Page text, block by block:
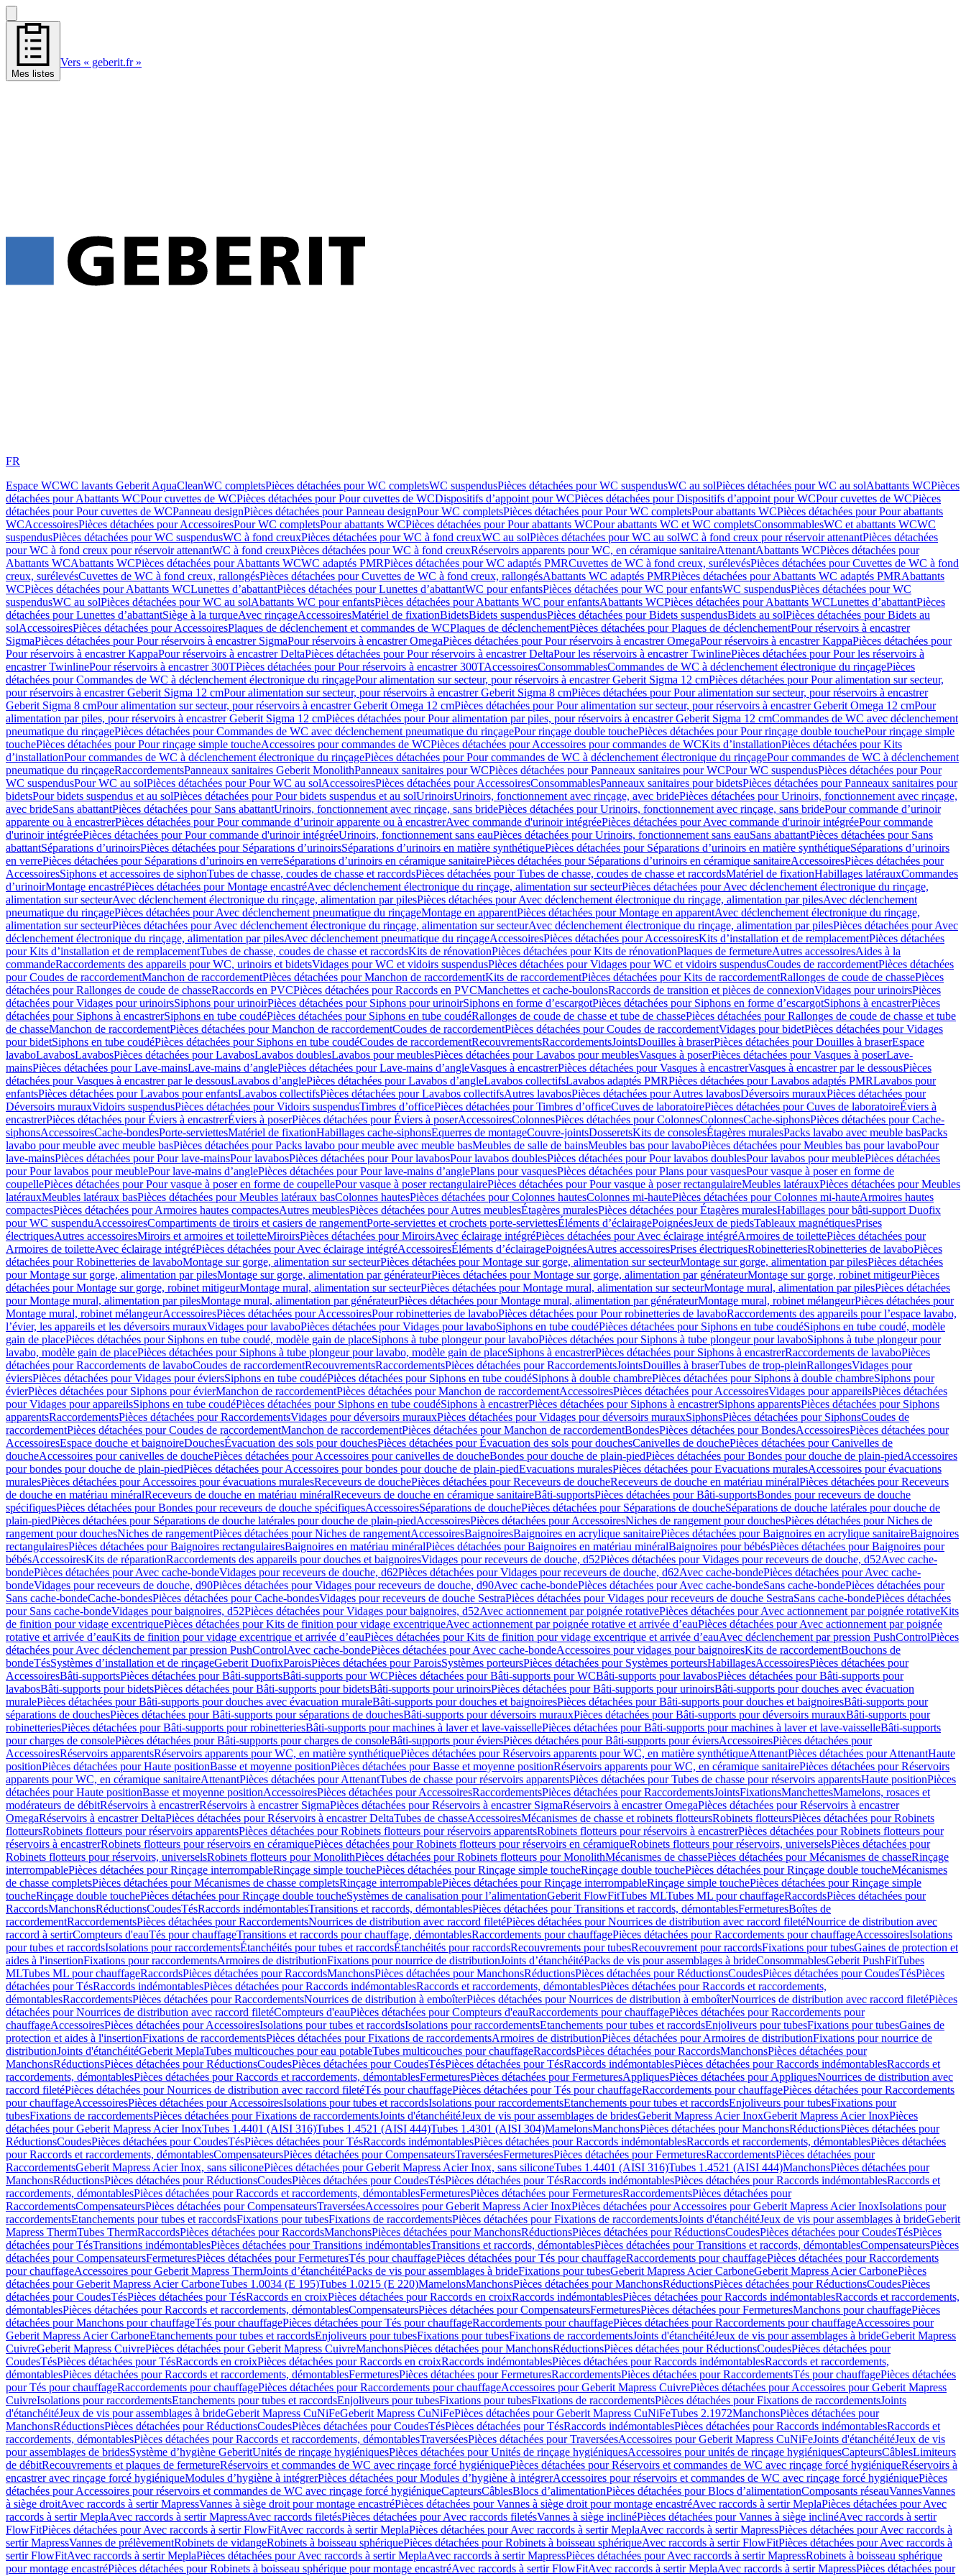
Mes listes
Vers « geberit.fr »
FR
Espace WCWC lavants Geberit AquaCleanWC completsPièces détachées pour WC completsWC suspendusPièces détachées pour WC suspendusWC au solPièces détachées pour WC au solAbattants WCPièces
détachées pour Abattants WCPour cuvettes de WCPièces détachées pour Pour cuvettes de WCDispositifs d’appoint pour WCPièces détachées pour Dispositifs d’appoint pour WCPour cuvettes de WCPièces
détachées pour Pour cuvettes de WCPanneau designPièces détachées pour Panneau designPour WC completsPièces détachées pour Pour WC completsPour abattants WCPièces détachées pour Pour abattants
WCAccessoiresPièces détachées pour AccessoiresPour WC completsPour abattants WCPièces détachées pour Pour abattants WCPour abattants WC et WC completsConsommablesWC et abattants WCWC
suspendusPièces détachées pour WC suspendusWC à fond creuxPièces détachées pour WC à fond creuxWC au solPièces détachées pour WC au solWC à fond creux pour réservoir attenantPièces détachées
pour WC à fond creux pour réservoir attenantWC à fond creuxPièces détachées pour WC à fond creuxRéservoirs apparents pour WC, en céramique sanitaireAttenantAbattants WCPièces détachées pour
Abattants WCAbattants WCPièces détachées pour Abattants WCWC adaptés PMRPièces détachées pour WC adaptés PMRCuvettes de WC à fond creux, surélevésPièces détachées pour Cuvettes de WC à fond
creux, surélevésCuvettes de WC à fond creux, rallongésPièces détachées pour Cuvettes de WC à fond creux, rallongésAbattants WC adaptés PMRPièces détachées pour Abattants WC adaptés PMRAbattants
WCPièces détachées pour Abattants WCLunettes d’abattantPièces détachées pour Lunettes d’abattantWC pour enfantsPièces détachées pour WC pour enfantsWC suspendusPièces détachées pour WC
suspendusWC au solPièces détachées pour WC au solAbattants WC pour enfantsPièces détachées pour Abattants WC pour enfantsAbattants WCPièces détachées pour Abattants WCLunettes d’abattantPièces
détachées pour Lunettes d’abattantSiège à la turqueAvec rinçageAccessoiresMatériel de fixationBidetsBidets suspendusPièces détachées pour Bidets suspendusBidets au solPièces détachées pour Bidets au
solAccessoiresPièces détachées pour AccessoiresPlaques de déclenchement et commandes de WCPlaques de déclenchementPièces détachées pour Plaques de déclenchementPour réservoirs à encastrer
SigmaPièces détachées pour Pour réservoirs à encastrer SigmaPour réservoirs à encastrer OmegaPièces détachées pour Pour réservoirs à encastrer OmegaPour réservoirs à encastrer KappaPièces détachées pour
Pour réservoirs à encastrer KappaPour réservoirs à encastrer DeltaPièces détachées pour Pour réservoirs à encastrer DeltaPour les réservoirs à encastrer TwinlinePièces détachées pour Pour les réservoirs à
encastrer TwinlinePour réservoirs à encastrer 300TPièces détachées pour Pour réservoirs à encastrer 300TAccessoiresConsommablesCommandes de WC à déclenchement électronique du rinçagePièces
détachées pour Commandes de WC à déclenchement électronique du rinçagePour alimentation sur secteur, pour réservoirs à encastrer Geberit Sigma 12 cmPièces détachées pour Pour alimentation sur secteur,
pour réservoirs à encastrer Geberit Sigma 12 cmPour alimentation sur secteur, pour réservoirs à encastrer Geberit Sigma 8 cmPièces détachées pour Pour alimentation sur secteur, pour réservoirs à encastrer
Geberit Sigma 8 cmPour alimentation sur secteur, pour réservoirs à encastrer Geberit Omega 12 cmPièces détachées pour Pour alimentation sur secteur, pour réservoirs à encastrer Geberit Omega 12 cmPour
alimentation par piles, pour réservoirs à encastrer Geberit Sigma 12 cmPièces détachées pour Pour alimentation par piles, pour réservoirs à encastrer Geberit Sigma 12 cmCommandes de WC avec déclenchement
pneumatique du rinçagePièces détachées pour Commandes de WC avec déclenchement pneumatique du rinçagePour rinçage double touchePièces détachées pour Pour rinçage double touchePour rinçage simple
touchePièces détachées pour Pour rinçage simple toucheAccessoires pour commandes de WCPièces détachées pour Accessoires pour commandes de WCKits d’installationPièces détachées pour Kits
d’installationPour commandes de WC à déclenchement électronique du rinçagePièces détachées pour Pour commandes de WC à déclenchement électronique du rinçagePour commandes de WC à déclenchement
pneumatique du rinçageRaccordementsPanneaux sanitaires Geberit MonolithPanneaux sanitaires pour WCPièces détachées pour Panneaux sanitaires pour WCPour WC suspendusPièces détachées pour Pour
WC suspendusPour WC au solPièces détachées pour Pour WC au solAccessoiresPièces détachées pour AccessoiresConsommablesPanneaux sanitaires pour bidetsPièces détachées pour Panneaux sanitaires pour
bidetsPour bidets suspendus et au solPièces détachées pour Pour bidets suspendus et au solUrinoirsUrinoirs, fonctionnement avec rinçage, avec bridePièces détachées pour Urinoirs, fonctionnement avec rinçage,
avec brideSans abattantPièces détachées pour Sans abattantUrinoirs, fonctionnement avec rinçage, sans bridePièces détachées pour Urinoirs, fonctionnement avec rinçage, sans bridePour commande d’urinoir
apparente ou à encastrerPièces détachées pour Pour commande d’urinoir apparente ou à encastrerAvec commande d'urinoir intégréePièces détachées pour Avec commande d'urinoir intégréePour commande
d'urinoir intégréePièces détachées pour Pour commande d'urinoir intégréeUrinoirs, fonctionnement sans eauPièces détachées pour Urinoirs, fonctionnement sans eauSans abattantPièces détachées pour Sans
abattantSéparations d’urinoirsPièces détachées pour Séparations d’urinoirsSéparations d’urinoirs en matière synthétiquePièces détachées pour Séparations d’urinoirs en matière synthétiqueSéparations d’urinoirs
en verrePièces détachées pour Séparations d’urinoirs en verreSéparations d’urinoirs en céramique sanitairePièces détachées pour Séparations d’urinoirs en céramique sanitaireAccessoiresPièces détachées pour
AccessoiresSiphons et accessoires de siphonTubes de chasse, coudes de chasse et raccordsPièces détachées pour Tubes de chasse, coudes de chasse et raccordsMatériel de fixationHabillages latérauxCommandes
dʼurinoirMontage encastréPièces détachées pour Montage encastréAvec déclenchement électronique du rinçage, alimentation sur secteurPièces détachées pour Avec déclenchement électronique du rinçage,
alimentation sur secteurAvec déclenchement électronique du rinçage, alimentation par pilesPièces détachées pour Avec déclenchement électronique du rinçage, alimentation par pilesAvec déclenchement
pneumatique du rinçagePièces détachées pour Avec déclenchement pneumatique du rinçageMontage en apparentPièces détachées pour Montage en apparentAvec déclenchement électronique du rinçage,
alimentation sur secteurPièces détachées pour Avec déclenchement électronique du rinçage, alimentation sur secteurAvec déclenchement électronique du rinçage, alimentation par pilesPièces détachées pour Avec
déclenchement électronique du rinçage, alimentation par pilesAvec déclenchement pneumatique du rinçageAccessoiresPièces détachées pour AccessoiresKits d’installation et de remplacementPièces détachées
pour Kits d’installation et de remplacementTubes de chasse, coudes de chasse et raccordsKits de rénovationPièces détachées pour Kits de rénovationPlaques de fermetureAutres accessoiresAides à la
commandeRaccordements des appareils pour WC, urinoirs et bidetsVidages pour WC et vidoirs suspendusPièces détachées pour Vidages pour WC et vidoirs suspendusCoudes de raccordementPièces détachées
pour Coudes de raccordementManchon de raccordementPièces détachées pour Manchon de raccordementKits de raccordementPièces détachées pour Kits de raccordementRallonges de coude de chassePièces
détachées pour Rallonges de coude de chasseRaccords en PVCPièces détachées pour Raccords en PVCManchettes et cache-boulonsRaccords de transition et pièces de connexionVidages pour urinoirsPièces
détachées pour Vidages pour urinoirsSiphons pour urinoirPièces détachées pour Siphons pour urinoirSiphons en forme d’escargotPièces détachées pour Siphons en forme d’escargotSiphons à encastrerPièces
détachées pour Siphons à encastrerSiphons en tube coudéPièces détachées pour Siphons en tube coudéRallonges de coude de chasse et tube de chassePièces détachées pour Rallonges de coude de chasse et tube
de chasseManchon de raccordementPièces détachées pour Manchon de raccordementCoudes de raccordementPièces détachées pour Coudes de raccordementVidages pour bidetPièces détachées pour Vidages
pour bidetSiphons en tube coudéPièces détachées pour Siphons en tube coudéCoudes de raccordementRecouvrementsRaccordementsJointsDouilles à braserPièces détachées pour Douilles à braserEspace
lavaboLavabosLavabosPièces détachées pour LavabosLavabos doublesLavabos pour meublesPièces détachées pour Lavabos pour meublesVasques à poserPièces détachées pour Vasques à poserLave-
mainsPièces détachées pour Lave-mainsLave-mains d’anglePièces détachées pour Lave-mains d’angleVasques à encastrerPièces détachées pour Vasques à encastrerVasques à encastrer par le dessousPièces
détachées pour Vasques à encastrer par le dessousLavabos d’anglePièces détachées pour Lavabos d’angleLavabos collectifsLavabos adaptés PMRPièces détachées pour Lavabos adaptés PMRLavabos pour
enfantsPièces détachées pour Lavabos pour enfantsLavabos collectifsPièces détachées pour Lavabos collectifsAutres lavabosPièces détachées pour Autres lavabosDéversoirs murauxPièces détachées pour
Déversoirs murauxVidoirs suspendusPièces détachées pour Vidoirs suspendusTimbres dʼofficePièces détachées pour Timbres dʼofficeCuves de laboratoirePièces détachées pour Cuves de laboratoireÉviers à
encastrerPièces détachées pour Éviers à encastrerÉviers à poserPièces détachées pour Éviers à poserAccessoiresColonnesPièces détachées pour ColonnesColonnesCache-siphonsPièces détachées pour Cache-
siphonsAccessoiresCache-bondesPorte-serviettesMatériel de fixationHabillages cache-siphonsEquerres de montageCouvre-jointsDosseretsKits de consolesÉtagères muralesPacks lavabo avec meuble basPacks
lavabo pour meuble avec meuble basPièces détachées pour Packs lavabo pour meuble avec meuble basMeubles de salle de bainsMeubles bas pour lavaboPièces détachées pour Meubles bas pour lavaboPour
lave-mainsPièces détachées pour Pour lave-mainsPour lavabosPièces détachées pour Pour lavabosPour lavabos doublesPièces détachées pour Pour lavabos doublesPour lavabos pour meublePièces détachées
pour Pour lavabos pour meublePour lave-mains d’anglePièces détachées pour Pour lave-mains d’anglePlans pour vasquesPièces détachées pour Plans pour vasquesPour vasque à poser en forme de
coupellePièces détachées pour Pour vasque à poser en forme de coupellePour vasque à poser rectangulairePièces détachées pour Pour vasque à poser rectangulaireMeubles latérauxPièces détachées pour Meubles
latérauxMeubles latéraux basPièces détachées pour Meubles latéraux basColonnes hautesPièces détachées pour Colonnes hautesColonnes mi-hautePièces détachées pour Colonnes mi-hauteArmoires hautes
compactesPièces détachées pour Armoires hautes compactesAutres meublesPièces détachées pour Autres meublesÉtagères muralesPièces détachées pour Étagères muralesHabillages pour bâti-support Duofix
pour WC suspenduAccessoiresCompartiments de tiroirs et casiers de rangementPorte-serviettes et crochets porte-serviettesÉléments d’éclairagePoignéesJeux de piedsTableaux magnétiquesPrises
électriquesAutres accessoiresMiroirs et armoires et toiletteMiroirsPièces détachées pour MiroirsAvec éclairage intégréPièces détachées pour Avec éclairage intégréArmoires de toilettePièces détachées pour
Armoires de toiletteAvec éclairage intégréPièces détachées pour Avec éclairage intégréAccessoiresÉléments d’éclairagePoignéesAutres accessoiresPrises électriquesRobinetteriesRobinetteries de lavaboPièces
détachées pour Robinetteries de lavaboMontage sur gorge, alimentation sur secteurPièces détachées pour Montage sur gorge, alimentation sur secteurMontage sur gorge, alimentation par pilesPièces détachées
pour Montage sur gorge, alimentation par pilesMontage sur gorge, alimentation par générateurPièces détachées pour Montage sur gorge, alimentation par générateurMontage sur gorge, robinet mitigeurPièces
détachées pour Montage sur gorge, robinet mitigeurMontage mural, alimentation sur secteurPièces détachées pour Montage mural, alimentation sur secteurMontage mural, alimentation par pilesPièces détachées
pour Montage mural, alimentation par pilesMontage mural, alimentation par générateurPièces détachées pour Montage mural, alimentation par générateurMontage mural, robinet mélangeurPièces détachées pour
Montage mural, robinet mélangeurAccessoiresPièces détachées pour AccessoiresPour robinetteries de lavaboPièces détachées pour Pour robinetteries de lavaboRaccordements des appareils pour l’espace lavabo,
l’évier, les appareils et les déversoirs murauxVidages pour lavaboPièces détachées pour Vidages pour lavaboSiphons en tube coudéPièces détachées pour Siphons en tube coudéSiphons en tube coudé, modèle
gain de placePièces détachées pour Siphons en tube coudé, modèle gain de placeSiphons à tube plongeur pour lavaboPièces détachées pour Siphons à tube plongeur pour lavaboSiphons à tube plongeur pour
lavabo, modèle gain de placePièces détachées pour Siphons à tube plongeur pour lavabo, modèle gain de placeSiphons à encastrerPièces détachées pour Siphons à encastrerRaccordements de lavaboPièces
détachées pour Raccordements de lavaboCoudes de raccordementRecouvrementsRaccordementsPièces détachées pour RaccordementsJointsDouilles à braserTubes de trop-pleinRallongesVidages pour
éviersPièces détachées pour Vidages pour éviersSiphons en tube coudéPièces détachées pour Siphons en tube coudéSiphons à double chambrePièces détachées pour Siphons à double chambreSiphons pour
évierPièces détachées pour Siphons pour évierManchon de raccordementPièces détachées pour Manchon de raccordementAccessoiresPièces détachées pour AccessoiresVidages pour appareilsPièces détachées
pour Vidages pour appareilsSiphons en tube coudéPièces détachées pour Siphons en tube coudéSiphons à encastrerPièces détachées pour Siphons à encastrerSiphons apparentsPièces détachées pour Siphons
apparentsRaccordementsPièces détachées pour RaccordementsVidages pour déversoirs murauxPièces détachées pour Vidages pour déversoirs murauxSiphonsPièces détachées pour SiphonsCoudes de
raccordementPièces détachées pour Coudes de raccordementManchon de raccordementPièces détachées pour Manchon de raccordementBondesPièces détachées pour BondesAccessoiresPièces détachées pour
AccessoiresEspace douche et baignoireDouchesÉvacuation des sols pour douchesPièces détachées pour Évacuation des sols pour douchesCanivelles de douchePièces détachées pour Canivelles de
doucheAccessoires pour canivelles de douchePièces détachées pour Accessoires pour canivelles de doucheBondes pour douche de plain-piedPièces détachées pour Bondes pour douche de plain-piedAccessoires
pour bondes pour douche de plain-piedPièces détachées pour Accessoires pour bondes pour douche de plain-piedEvacuations muralesPièces détachées pour Evacuations muralesAccessoires pour évacuations
muralesPièces détachées pour Accessoires pour évacuations muralesReceveurs de douchePièces détachées pour Receveurs de doucheReceveurs de douche en matériau minéralPièces détachées pour Receveurs
de douche en matériau minéralReceveurs de douche en matériau minéralReceveurs de douche en céramique sanitaireBâti-supportsPièces détachées pour Bâti-supportsBondes pour receveurs de douche
spécifiquesPièces détachées pour Bondes pour receveurs de douche spécifiquesAccessoiresSéparations de douchePièces détachées pour Séparations de doucheSéparations de douche latérales pour douche de
plain-piedPièces détachées pour Séparations de douche latérales pour douche de plain-piedAccessoiresPièces détachées pour AccessoiresNiches de rangement pour douchesPièces détachées pour Niches de
rangement pour douchesNiches de rangementPièces détachées pour Niches de rangementAccessoiresBaignoiresBaignoires en acrylique sanitairePièces détachées pour Baignoires en acrylique sanitaireBaignoires
rectangulairesPièces détachées pour Baignoires rectangulairesBaignoires en matériau minéralPièces détachées pour Baignoires en matériau minéralBaignoires pour bébésPièces détachées pour Baignoires pour
bébésAccessoiresKits de réparationRaccordements des appareils pour douches et baignoiresVidages pour receveurs de douche, d52Pièces détachées pour Vidages pour receveurs de douche, d52Avec cache-
bondePièces détachées pour Avec cache-bondeVidages pour receveurs de douche, d62Pièces détachées pour Vidages pour receveurs de douche, d62Avec cache-bondePièces détachées pour Avec cache-
bondeVidages pour receveurs de douche, d90Pièces détachées pour Vidages pour receveurs de douche, d90Avec cache-bondePièces détachées pour Avec cache-bondeSans cache-bondePièces détachées pour
Sans cache-bondeCache-bondesPièces détachées pour Cache-bondesVidages pour receveurs de douche SestraPièces détachées pour Vidages pour receveurs de douche SestraSans cache-bondePièces détachées
pour Sans cache-bondeVidages pour baignoires, d52Pièces détachées pour Vidages pour baignoires, d52Avec actionnement par poignée rotativePièces détachées pour Avec actionnement par poignée rotativeKits
de finition pour vidage excentriquePièces détachées pour Kits de finition pour vidage excentriqueAvec actionnement par poignée rotative et arrivée d’eauPièces détachées pour Avec actionnement par poignée
rotative et arrivée d’eauKits de finition pour vidage excentrique et arrivée d’eauPièces détachées pour Kits de finition pour vidage excentrique et arrivée d’eauAvec déclenchement par pression PushControlPièces
détachées pour Avec déclenchement par pression PushControlAvec cache-bondePièces détachées pour Avec cache-bondeAccessoires pour vidages pour baignoiresKits de raccordementBouchons de
bondeTésSystèmes d’installation et de rinçageGeberit DuofixParoisPièces détachées pour ParoisSystèmes porteursPièces détachées pour Systèmes porteursHabillagesAccessoiresPièces détachées pour
AccessoiresBâti-supportsPièces détachées pour Bâti-supportsBâti-supports pour WCPièces détachées pour Bâti-supports pour WCBâti-supports pour lavabosPièces détachées pour Bâti-supports pour
lavabosBâti-supports pour bidetsPièces détachées pour Bâti-supports pour bidetsBâti-supports pour urinoirsPièces détachées pour Bâti-supports pour urinoirsBâti-supports pour douches avec évacuation
muralePièces détachées pour Bâti-supports pour douches avec évacuation muraleBâti-supports pour douches et baignoiresPièces détachées pour Bâti-supports pour douches et baignoiresBâti-supports pour
séparations de douchesPièces détachées pour Bâti-supports pour séparations de douchesBâti-supports pour déversoirs murauxPièces détachées pour Bâti-supports pour déversoirs murauxBâti-supports pour
robinetteriesPièces détachées pour Bâti-supports pour robinetteriesBâti-supports pour machines à laver et lave-vaissellePièces détachées pour Bâti-supports pour machines à laver et lave-vaisselleBâti-supports
pour charges de consolePièces détachées pour Bâti-supports pour charges de consoleBâti-supports pour éviersPièces détachées pour Bâti-supports pour éviersAccessoiresPièces détachées pour
AccessoiresRéservoirs apparentsRéservoirs apparents pour WC, en matière synthétiquePièces détachées pour Réservoirs apparents pour WC, en matière synthétiqueAttenantPièces détachées pour AttenantHaute
positionPièces détachées pour Haute positionBasse et moyenne positionPièces détachées pour Basse et moyenne positionRéservoirs apparents pour WC, en céramique sanitairePièces détachées pour Réservoirs
apparents pour WC, en céramique sanitaireAttenantPièces détachées pour AttenantTubes de chasse pour réservoirs apparentsPièces détachées pour Tubes de chasse pour réservoirs apparentsHaute positionPièces
détachées pour Haute positionBasse et moyenne positionAccessoiresPièces détachées pour AccessoiresRaccordementsPièces détachées pour RaccordementsJointsFixationsManchettesMamelons, rosaces et
modérateurs de débitRéservoirs à encastrerRéservoirs à encastrer SigmaPièces détachées pour Réservoirs à encastrer SigmaRéservoirs à encastrer OmegaPièces détachées pour Réservoirs à encastrer
OmegaRéservoirs à encastrer DeltaPièces détachées pour Réservoirs à encastrer DeltaTubes de chasseAccessoiresMécanismes de chasse et robinets flotteursRobinets flotteursPièces détachées pour Robinets
flotteursRobinets flotteurs pour réservoirs apparentsPièces détachées pour Robinets flotteurs pour réservoirs apparentsRobinets flotteurs pour réservoirs à encastrerPièces détachées pour Robinets flotteurs pour
réservoirs à encastrerRobinets flotteurs pour réservoirs en céramiquePièces détachées pour Robinets flotteurs pour réservoirs en céramiqueRobinets flotteurs pour réservoirs, universelsPièces détachées pour
Robinets flotteurs pour réservoirs, universelsRobinets flotteurs pour MonolithPièces détachées pour Robinets flotteurs pour MonolithMécanismes de chassePièces détachées pour Mécanismes de chasseRinçage
interrompablePièces détachées pour Rinçage interrompableRinçage simple touchePièces détachées pour Rinçage simple toucheRinçage double touchePièces détachées pour Rinçage double toucheMécanismes
de chasse completsPièces détachées pour Mécanismes de chasse completsRinçage interrompablePièces détachées pour Rinçage interrompableRinçage simple touchePièces détachées pour Rinçage simple
toucheRinçage double touchePièces détachées pour Rinçage double toucheSystèmes de canalisation pour l’alimentationGeberit FlowFitTubes MLTubes ML pour chauffageRaccordsPièces détachées pour
RaccordsManchonsRéductionsCoudesTésRaccords indémontablesTransitions et raccords, démontablesPièces détachées pour Transitions et raccords, démontablesFermeturesBoîtes de
raccordementRaccordementsPièces détachées pour RaccordementsNourrices de distribution avec raccord filetéPièces détachées pour Nourrices de distribution avec raccord filetéNourrice de distribution avec
raccord à sertirCompteurs d'eauTés pour chauffageTransitions et raccords pour chauffage, démontablesRaccordements pour chauffagePièces détachées pour Raccordements pour chauffageAccessoiresIsolations
pour tubes et raccordsIsolations pour raccordementsÉtanchéités pour tubes et raccordsÉtanchéités pour raccordsRecouvrements pour tubesRecouvrement pour raccordsFixations pour tubesGaines de protection et
aides à l'insertionFixations pour raccordementsArmoires de distributionFixations pour nourrice de distributionJoints d’étanchéitéPacks de vis pour assemblages à brideConsommablesGeberit PushFitTubes
MLTubes ML pour chauffageRaccordsPièces détachées pour RaccordsManchonsPièces détachées pour ManchonsRéductionsPièces détachées pour RéductionsCoudesPièces détachées pour CoudesTésPièces
détachées pour TésRaccords indémontablesPièces détachées pour Raccords indémontablesRaccords et raccordements, démontablesPièces détachées pour Raccords et raccordements,
démontablesRaccordementsPièces détachées pour RaccordementsNourrices de distribution à emboîterPièces détachées pour Nourrices de distribution à emboîterNourrices de distribution avec raccord filetéPièces
détachées pour Nourrices de distribution avec raccord filetéCompteurs d'eauPièces détachées pour Compteurs d'eauRaccordements pour chauffagePièces détachées pour Raccordements pour
chauffageAccessoiresPièces détachées pour AccessoiresIsolations pour tubes et raccordsIsolations pour raccordementsEtanchements pour tubes et raccordsEnjoliveurs pour tubesFixations pour tubesGaines de
protection et aides à l'insertionFixations de raccordementsPièces détachées pour Fixations de raccordementsArmoires de distributionPièces détachées pour Armoires de distributionFixations pour nourrice de
distributionJoints d'étanchéitéGeberit MeplaTubes multicouches pour eau potableTubes multicouches pour chauffageRaccordsPièces détachées pour RaccordsManchonsPièces détachées pour
ManchonsRéductionsPièces détachées pour RéductionsCoudesPièces détachées pour CoudesTésPièces détachées pour TésRaccords indémontablesPièces détachées pour Raccords indémontablesRaccords et
raccordements, démontablesPièces détachées pour Raccords et raccordements, démontablesFermeturesPièces détachées pour FermeturesAppliquesPièces détachées pour AppliquesNourrices de distribution avec
raccord filetéPièces détachées pour Nourrices de distribution avec raccord filetéTés pour chauffagePièces détachées pour Tés pour chauffageRaccordements pour chauffagePièces détachées pour Raccordements
pour chauffageAccessoiresPièces détachées pour AccessoiresIsolations pour tubes et raccordsIsolations pour raccordementsEtanchements pour tubes et raccordsEnjoliveurs pour tubesFixations pour
tubesFixations de raccordementsPièces détachées pour Fixations de raccordementsJoints d'étanchéitéJeux de vis pour assemblages de bridesGeberit Mapress Acier InoxGeberit Mapress Acier InoxPièces
détachées pour Geberit Mapress Acier InoxTubes 1.4401 (AISI 316)Tubes 1.4521 (AISI 444)Tubes 1.4301 (AISI 304)MamelonsManchonsPièces détachées pour ManchonsRéductionsPièces détachées pour
RéductionsCoudesPièces détachées pour CoudesTésPièces détachées pour TésRaccords indémontablesPièces détachées pour Raccords indémontablesRaccords et raccordements, démontablesPièces détachées
pour Raccords et raccordements, démontablesCompensateursPièces détachées pour CompensateursTraverséesFermeturesPièces détachées pour FermeturesRaccordementsPièces détachées pour
RaccordementsGeberit Mapress Acier Inox, sans siliconePièces détachées pour Geberit Mapress Acier Inox, sans siliconeTubes 1.4401 (AISI 316)Tubes 1.4521 (AISI 444)ManchonsPièces détachées pour
ManchonsRéductionsPièces détachées pour RéductionsCoudesPièces détachées pour CoudesTésPièces détachées pour TésRaccords indémontablesPièces détachées pour Raccords indémontablesRaccords et
raccordements, démontablesPièces détachées pour Raccords et raccordements, démontablesFermeturesPièces détachées pour FermeturesRaccordementsPièces détachées pour
RaccordementsCompensateursPièces détachées pour CompensateursTraverséesAccessoires pour Geberit Mapress Acier InoxPièces détachées pour Accessoires pour Geberit Mapress Acier InoxIsolations pour
raccordementsEtanchements pour tubes et raccordsFixations pour tubesFixations de raccordementsPièces détachées pour Fixations de raccordementsJoints d'étanchéitéJeux de vis pour assemblages à brideGeberit
Mapress ThermTubes ThermRaccordsPièces détachées pour RaccordsManchonsPièces détachées pour ManchonsRéductionsPièces détachées pour RéductionsCoudesPièces détachées pour CoudesTésPièces
détachées pour TésTransitions indémontablesPièces détachées pour Transitions indémontablesTransitions et raccords, démontablesPièces détachées pour Transitions et raccords, démontablesCompensateursPièces
détachées pour CompensateursFermeturesPièces détachées pour FermeturesTés pour chauffagePièces détachées pour Tés pour chauffageRaccordements pour chauffagePièces détachées pour Raccordements
pour chauffageAccessoires pour Geberit Mapress ThermJoints d’étanchéitéPacks de vis pour assemblages à brideFixations pour tubesGeberit Mapress Acier CarboneGeberit Mapress Acier CarbonePièces
détachées pour Geberit Mapress Acier CarboneTubes 1.0034 (E 195)Tubes 1.0215 (E 220)MamelonsManchonsPièces détachées pour ManchonsRéductionsPièces détachées pour RéductionsCoudesPièces
détachées pour CoudesTésPièces détachées pour TésRaccords en croixPièces détachées pour Raccords en croixRaccords indémontablesPièces détachées pour Raccords indémontablesRaccords et raccordements,
démontablesPièces détachées pour Raccords et raccordements, démontablesCompensateursPièces détachées pour CompensateursFermeturesPièces détachées pour FermeturesManchons pour chauffagePièces
détachées pour Manchons pour chauffageTés pour chauffagePièces détachées pour Tés pour chauffageRaccordements pour chauffagePièces détachées pour Raccordements pour chauffageAccessoires pour
Geberit Mapress Acier CarboneEtanchements pour tubes et raccordsEnjoliveurs pour tubesFixations pour tubesFixations de raccordementsJoints d'étanchéitéJeux de vis pour assemblages à brideGeberit Mapress
CuivreGeberit Mapress CuivrePièces détachées pour Geberit Mapress CuivreManchonsPièces détachées pour ManchonsRéductionsPièces détachées pour RéductionsCoudesPièces détachées pour
CoudesTésPièces détachées pour TésRaccords en croixPièces détachées pour Raccords en croixRaccords indémontablesPièces détachées pour Raccords indémontablesRaccords et raccordements,
démontablesPièces détachées pour Raccords et raccordements, démontablesFermeturesPièces détachées pour FermeturesRaccordementsPièces détachées pour RaccordementsTés pour chauffagePièces détachées
pour Tés pour chauffageRaccordements pour chauffagePièces détachées pour Raccordements pour chauffageAccessoires pour Geberit Mapress CuivrePièces détachées pour Accessoires pour Geberit Mapress
CuivreIsolations pour raccordementsEtanchements pour tubes et raccordsEnjoliveurs pour tubesFixations pour tubesFixations de raccordementsPièces détachées pour Fixations de raccordementsJoints
d'étanchéitéJeux de vis pour assemblages à brideGeberit Mapress CuNiFeGeberit Mapress CuNiFePièces détachées pour Geberit Mapress CuNiFeTubes 2.1972ManchonsPièces détachées pour
ManchonsRéductionsPièces détachées pour RéductionsCoudesPièces détachées pour CoudesTésPièces détachées pour TésRaccords indémontablesPièces détachées pour Raccords indémontablesRaccords et
raccordements, démontablesPièces détachées pour Raccords et raccordements, démontablesTraverséesPièces détachées pour TraverséesAccessoires pour Geberit Mapress CuNiFeJoints d'étanchéitéJeux de vis
pour assemblages de bridesSystème d’hygiène GeberitUnités de rinçage hygiéniquesPièces détachées pour Unités de rinçage hygiéniquesAccessoires pour unités de rinçage hygiéniquesCapteursCâblesLimiteurs
de débitRecouvrements et plaques de fermetureRéservoirs et commandes de WC avec rinçage forcé hygiéniquePièces détachées pour Réservoirs et commandes de WC avec rinçage forcé hygiéniqueRéservoirs à
encastrer avec rinçage forcé hygiéniqueModules d’hygiène à intégrerPièces détachées pour Modules d’hygiène à intégrerAccessoires pour réservoirs et commandes de WC avec rinçage forcé hygiéniquePièces
détachées pour Accessoires pour réservoirs et commandes de WC avec rinçage forcé hygiéniqueCapteursCâblesBlocs d’alimentationPièces détachées pour Blocs d’alimentationComposants réseauVannesVannes
à siège droitAvec raccords à sertir MapressVannes à siège droit pour montage encastréPièces détachées pour Vannes à siège droit pour montage encastréAvec raccords à sertir MeplaPièces détachées pour Avec
raccords à sertir MeplaAvec raccords à sertir MapressAvec raccords filetésPièces détachées pour Avec raccords filetésVannes à siège inclinéPièces détachées pour Vannes à siège inclinéAvec raccords à sertir
FlowFitPièces détachées pour Avec raccords à sertir FlowFitAvec raccords à sertir MeplaPièces détachées pour Avec raccords à sertir MeplaAvec raccords à sertir MapressPièces détachées pour Avec raccords à
sertir MapressVannes de prélèvementRobinets de vidangeRobinets à boisseau sphériquePièces détachées pour Robinets à boisseau sphériqueAvec raccords à sertir FlowFitPièces détachées pour Avec raccords à
sertir FlowFitAvec raccords à sertir MeplaPièces détachées pour Avec raccords à sertir MeplaAvec raccords à sertir MapressPièces détachées pour Avec raccords à sertir MapressRobinets à boisseau sphérique
pour montage encastréPièces détachées pour Robinets à boisseau sphérique pour montage encastréAvec raccords à sertir FlowFitAvec raccords à sertir MeplaAvec raccords à sertir MapressPièces détachées pour